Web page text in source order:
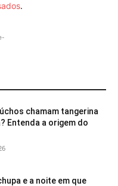
.
chamam tangerina
Entenda a origem do
e a noite em que